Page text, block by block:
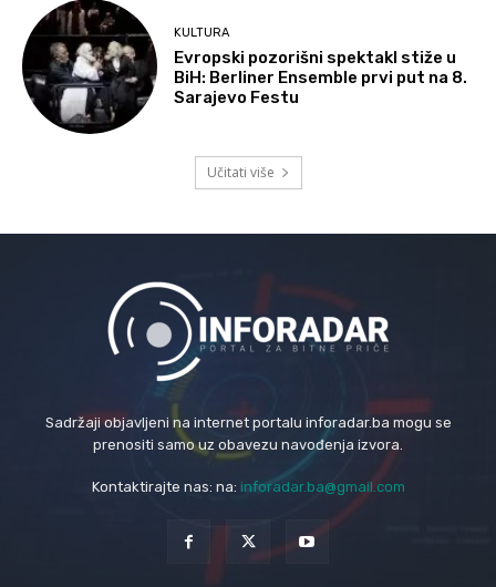
KULTURA
Evropski pozorišni spektakl stiže u
BiH: Berliner Ensemble prvi put na 8.
Sarajevo Festu
Učitati više
Sadržaji objavljeni na internet portalu inforadar.ba mogu se
prenositi samo uz obavezu navođenja izvora.
Kontaktirajte nas: na: inforadar.ba@gmail.com